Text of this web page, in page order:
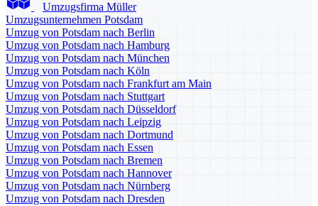
Umzugsfirma Müller
Umzugsunternehmen Potsdam
Umzug von Potsdam nach Berlin
Umzug von Potsdam nach Hamburg
Umzug von Potsdam nach München
Umzug von Potsdam nach Köln
Umzug von Potsdam nach Frankfurt am Main
Umzug von Potsdam nach Stuttgart
Umzug von Potsdam nach Düsseldorf
Umzug von Potsdam nach Leipzig
Umzug von Potsdam nach Dortmund
Umzug von Potsdam nach Essen
Umzug von Potsdam nach Bremen
Umzug von Potsdam nach Hannover
Umzug von Potsdam nach Nürnberg
Umzug von Potsdam nach Dresden